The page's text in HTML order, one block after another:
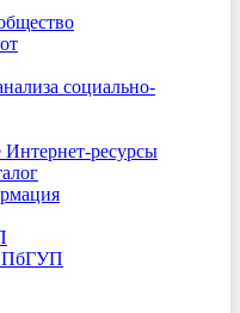
социально-
Интернет-ресурсы